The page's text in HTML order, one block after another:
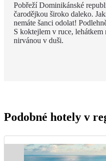
Pobřeží Dominikánské
čarodějkou široko daleko.
nemáte šanci odolat!
S koktejlem v ruce, lehátkem
nirvánou v duši.
Podobné hotely v